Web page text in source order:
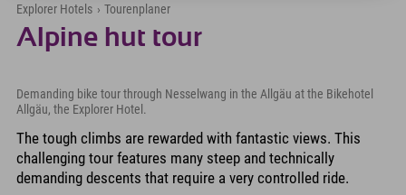
Explorer Hotels › Tourenplaner
Alpine hut tour
Demanding bike tour through Nesselwang in the Allgäu at the Bikehotel
Allgäu, the Explorer Hotel.
The tough climbs are rewarded with fantastic views. This
challenging tour features many steep and technically
demanding descents that require a very controlled ride.